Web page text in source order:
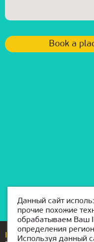
Book a
If you have any
Данный сайт
прочие похожие
обрабатываем Ваш
определения
Используя данный